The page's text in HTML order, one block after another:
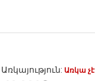
Առկայություն: Առկա չէ